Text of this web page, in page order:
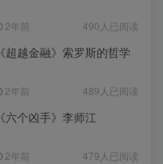
2年前 490人已阅读
《超越金融》索罗斯的哲学
2年前 489人已阅读
《六个凶手》李师江
2年前 479人已阅读